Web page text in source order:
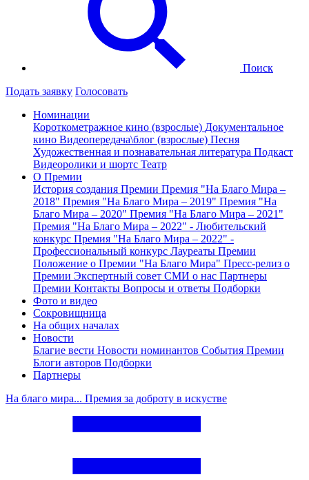
Поиск
Подать заявку Голосовать
Номинации
Короткометражное кино (взрослые) Документальное
кино Видеопередача\блог (взрослые) Песня
Художественная и познавательная литература Подкаст
Видеоролики и шортс Театр
О Премии
История создания Премии Премия "На Благо Мира –
2018" Премия "На Благо Мира – 2019" Премия "На
Благо Мира – 2020" Премия "На Благо Мира – 2021"
Премия "На Благо Мира – 2022" - Любительский
конкурс Премия "На Благо Мира – 2022" -
Профессиональный конкурс Лауреаты Премии
Положение о Премии "На Благо Мира" Пресс-релиз о
Премии Экспертный совет СМИ о нас Партнеры
Премии Контакты Вопросы и ответы Подборки
Фото и видео
Сокровищница
На общих началах
Новости
Благие вести Новости номинантов События Премии
Блоги авторов Подборки
Партнеры
На благо мира... Премия за доброту в искустве